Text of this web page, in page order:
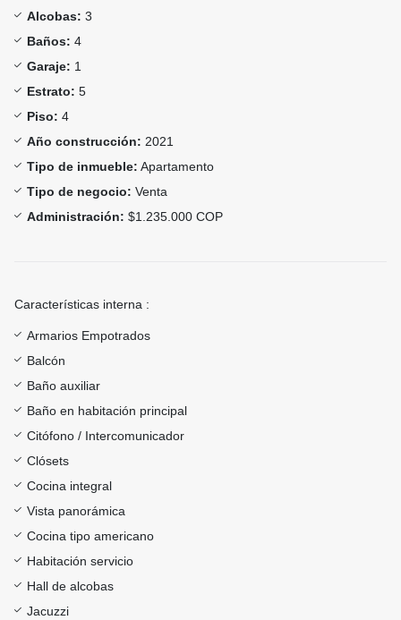
Alcobas: 3
Baños: 4
Garaje: 1
Estrato: 5
Piso: 4
Año construcción: 2021
Tipo de inmueble: Apartamento
Tipo de negocio: Venta
Administración: $1.235.000 COP
Características interna :
Armarios Empotrados
Balcón
Baño auxiliar
Baño en habitación principal
Citófono / Intercomunicador
Clósets
Cocina integral
Vista panorámica
Cocina tipo americano
Habitación servicio
Hall de alcobas
Jacuzzi